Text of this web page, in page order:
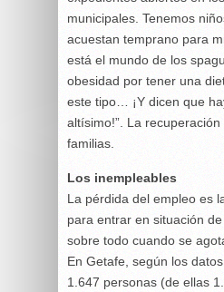
municipales. Tenemos
acuestan temprano para
está el mundo de los
obesidad por tener una
este tipo… ¡Y dicen que
altísimo!”. La
familias.
Los inempleables
La pérdida del empleo es
para entrar en situación
sobre todo cuando se
En Getafe, según los
1.647 personas (de ellas